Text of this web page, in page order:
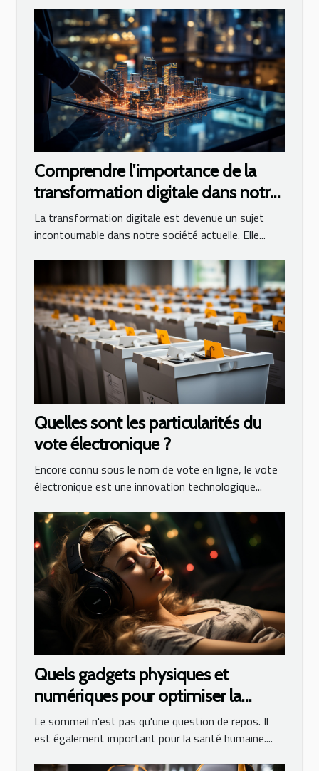
Comprendre l'importance de la
transformation digitale dans notre
société
La transformation digitale est devenue un sujet
incontournable dans notre société actuelle. Elle...
Quelles sont les particularités du
vote électronique ?
Encore connu sous le nom de vote en ligne, le vote
électronique est une innovation technologique...
Quels gadgets physiques et
numériques pour optimiser la
qualité de son sommeil ?
Le sommeil n'est pas qu'une question de repos. Il
est également important pour la santé humaine....